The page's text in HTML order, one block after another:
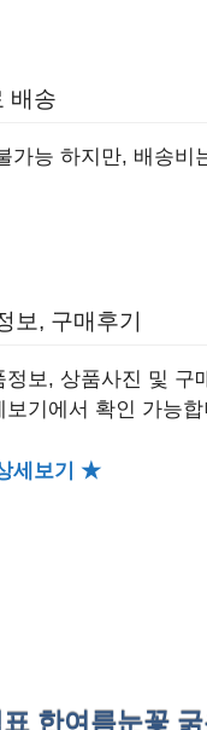
배송
가능 하지만, 배송비
보, 구매후기
정보, 상품사진 및 구
보기에서 확인 가능
세보기 ★
한여름눈꽃